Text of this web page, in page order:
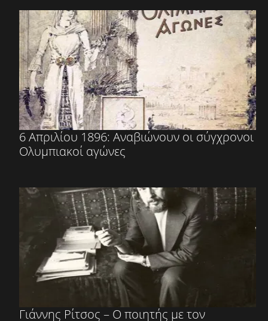
6 Απριλίου 1896: Αναβιώνουν οι σύγχρονοι
Ολυμπιακοί αγώνες
Γιάννης Ρίτσος – Ο ποιητής με τον